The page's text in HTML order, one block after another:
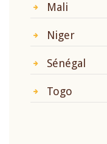
Mali
Niger
Sénégal
Togo